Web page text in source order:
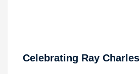
Celebrating Ray Charles